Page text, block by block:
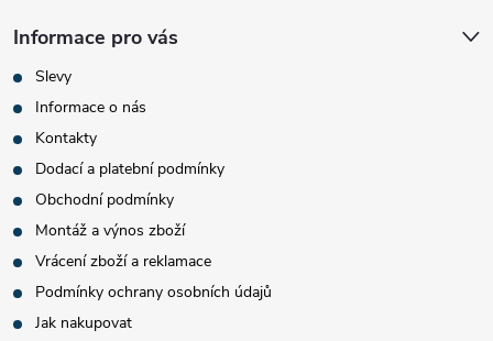
Informace pro vás
Slevy
Informace o nás
Kontakty
Dodací a platební podmínky
Obchodní podmínky
Montáž a výnos zboží
Vrácení zboží a reklamace
Podmínky ochrany osobních údajů
Jak nakupovat